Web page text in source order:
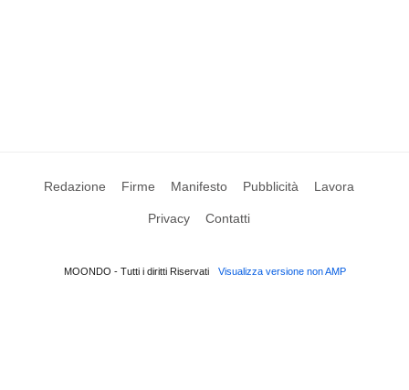
Redazione Firme Manifesto Pubblicità Lavora
Privacy Contatti
MOONDO - Tutti i diritti Riservati Visualizza versione non AMP